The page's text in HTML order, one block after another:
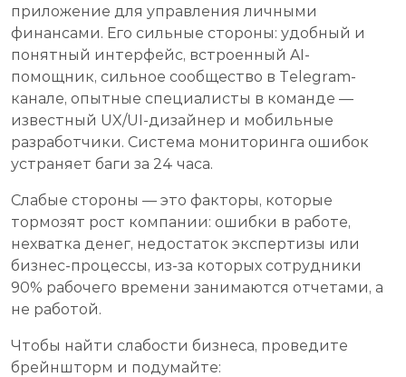
приложение для управления личными
финансами. Его сильные стороны: удобный и
понятный интерфейс, встроенный AI-
помощник, сильное сообщество в Telegram-
канале, опытные специалисты в команде —
известный UX/UI-дизайнер и мобильные
разработчики. Система мониторинга ошибок
устраняет баги за 24 часа.
Слабые стороны — это факторы, которые
тормозят рост компании: ошибки в работе,
нехватка денег, недостаток экспертизы или
бизнес-процессы, из-за которых сотрудники
90% рабочего времени занимаются отчетами, а
не работой.
Чтобы найти слабости бизнеса, проведите
брейншторм и подумайте: